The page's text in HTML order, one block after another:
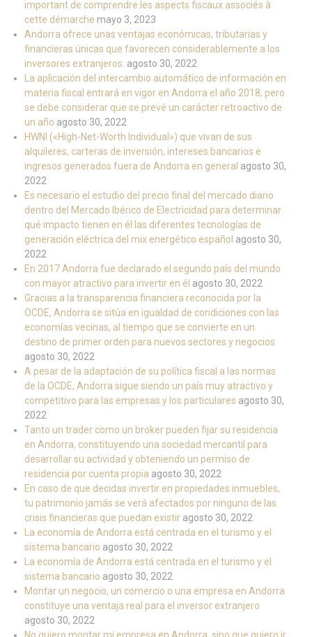
important de comprendre les aspects fiscaux associés à
cette démarche mayo 3, 2023
Andorra ofrece unas ventajas económicas, tributarias y
financieras únicas que favorecen considerablemente a los
inversores extranjeros. agosto 30, 2022
La aplicación del intercambio automático de información en
materia fiscal entrará en vigor en Andorra el año 2018, pero
se debe considerar que se prevé un carácter retroactivo de
un año agosto 30, 2022
HWNI («High-Net-Worth Individual») que vivan de sus
alquileres, carteras de inversión, intereses bancarios e
ingresos generados fuera de Andorra en general agosto 30,
2022
Es necesario el estudio del precio final del mercado diario
dentro del Mercado Ibérico de Electricidad para determinar
qué impacto tienen en él las diferentes tecnologías de
generación eléctrica del mix energético español agosto 30,
2022
En 2017 Andorra fue declarado el segundo país del mundo
con mayor atractivo para invertir en él agosto 30, 2022
Gracias a la transparencia financiera reconocida por la
OCDE, Andorra se sitúa en igualdad de condiciones con las
economías vecinas, al tiempo que se convierte en un
destino de primer orden para nuevos sectores y negocios
agosto 30, 2022
A pesar de la adaptación de su política fiscal a las normas
de la OCDE, Andorra sigue siendo un país muy atractivo y
competitivo para las empresas y los particulares agosto 30,
2022
Tanto un trader como un broker pueden fijar su residencia
en Andorra, constituyendo una sociedad mercantil para
desarrollar su actividad y obteniendo un permiso de
residencia por cuenta propia agosto 30, 2022
En caso de que decidas invertir en propiedades inmuebles,
tu patrimonio jamás se verá afectados por ninguno de las
crisis financieras que puedan existir agosto 30, 2022
La economía de Andorra está centrada en el turismo y el
sistema bancario agosto 30, 2022
La economía de Andorra está centrada en el turismo y el
sistema bancario agosto 30, 2022
Montar un negocio, un comercio o una empresa en Andorra
constituye una ventaja real para el inversor extranjero
agosto 30, 2022